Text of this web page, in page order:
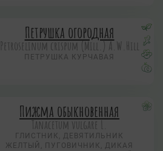
Петрушка огородная
Petroselinum crispum (Mill.) A.W.Hill
ПЕТРУШКА КУРЧАВАЯ
Пижма обыкновенная
Tanacetum vulgare L.
ГЛИСТНИК, ДЕВЯТИЛЬНИК
ЖЕЛТЫЙ, ПУГОВИЧНИК, ДИКАЯ